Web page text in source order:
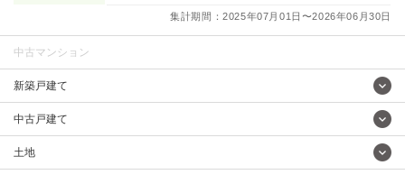
集計期間：2025年07月01日〜2026年06月30日
中古マンション
新築戸建て
中古戸建て
土地